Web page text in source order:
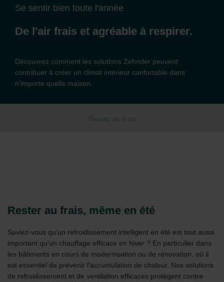
Se sentir bien toute l'année
De l'air frais et agréable à respirer.
Découvrez comment les solutions Zehnder peuvent
contribuer à créer un climat intérieur confortable dans
n'importe quelle maison.
Restez au frais
Rester au frais, même en été
Saviez-vous qu'un refroidissement intelligent en été est tout aussi
important qu'un chauffage efficace en hiver ? En particulier dans
les bâtiments en cours de modernisation ou de rénovation, où il
est essentiel de prévenir l'accumulation de chaleur. Nos solutions
de refroidissement et de ventilation efficaces protègent contre